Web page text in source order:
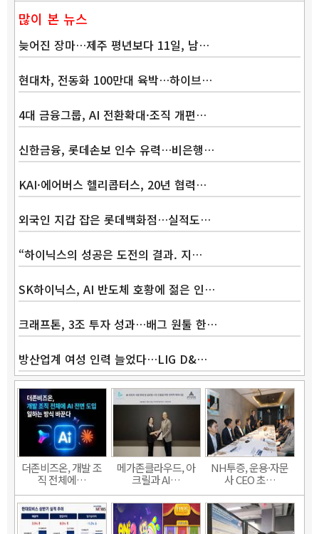
많이 본 뉴스
늦어진 장마…제주 평년보다 11일, 남…
현대차, 전동화 100만대 육박…하이브…
4대 금융그룹, AI 전환확대·조직 개편…
신한금융, 롯데손보 인수 유력…비은행…
KAI·에어버스 헬리콥터스, 20년 협력…
외국인 지갑 잡은 롯데백화점…실적도…
“하이닉스의 성공은 도전의 결과. 지…
SK하이닉스, AI 반도체 호황에 젊은 인…
크래프톤, 3조 투자 성과…배그 원툴 한…
방산업계 여성 인력 늘었다…LIG D&…
더존비즈온, 개발 조
직 전체에…
메가존클라우드, 아
크릴과 AI…
NH투증, 운용·자문
사 CEO 초…